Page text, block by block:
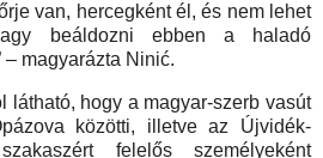
van, hercegként él, és nem lehet
beáldozni ebben a haladó
magyarázta Ninić.
látható, hogy a magyar-szerb vasút
közötti, illetve az Újvidék-
felelős személyeként